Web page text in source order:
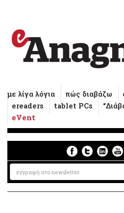
με λίγα λόγια πώς διαβάζω
ereaders
tablet PCs
eVent